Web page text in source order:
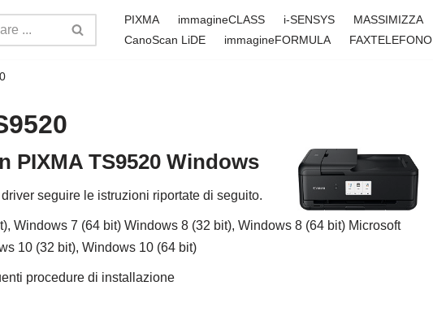
PIXMA immagineCLASS i-SENSYS MASSIMIZZA
CanoScan LiDE
immagineFORMULA FAXTELEFONO
PIXMA TS9520 Windows
seguire le istruzioni riportate di seguito.
Windows 7 (64 bit) Windows 8 (32 bit), Windows 8 (64 bit) Microsoft
10 (32 bit), Windows 10 (64 bit)
procedure di installazione